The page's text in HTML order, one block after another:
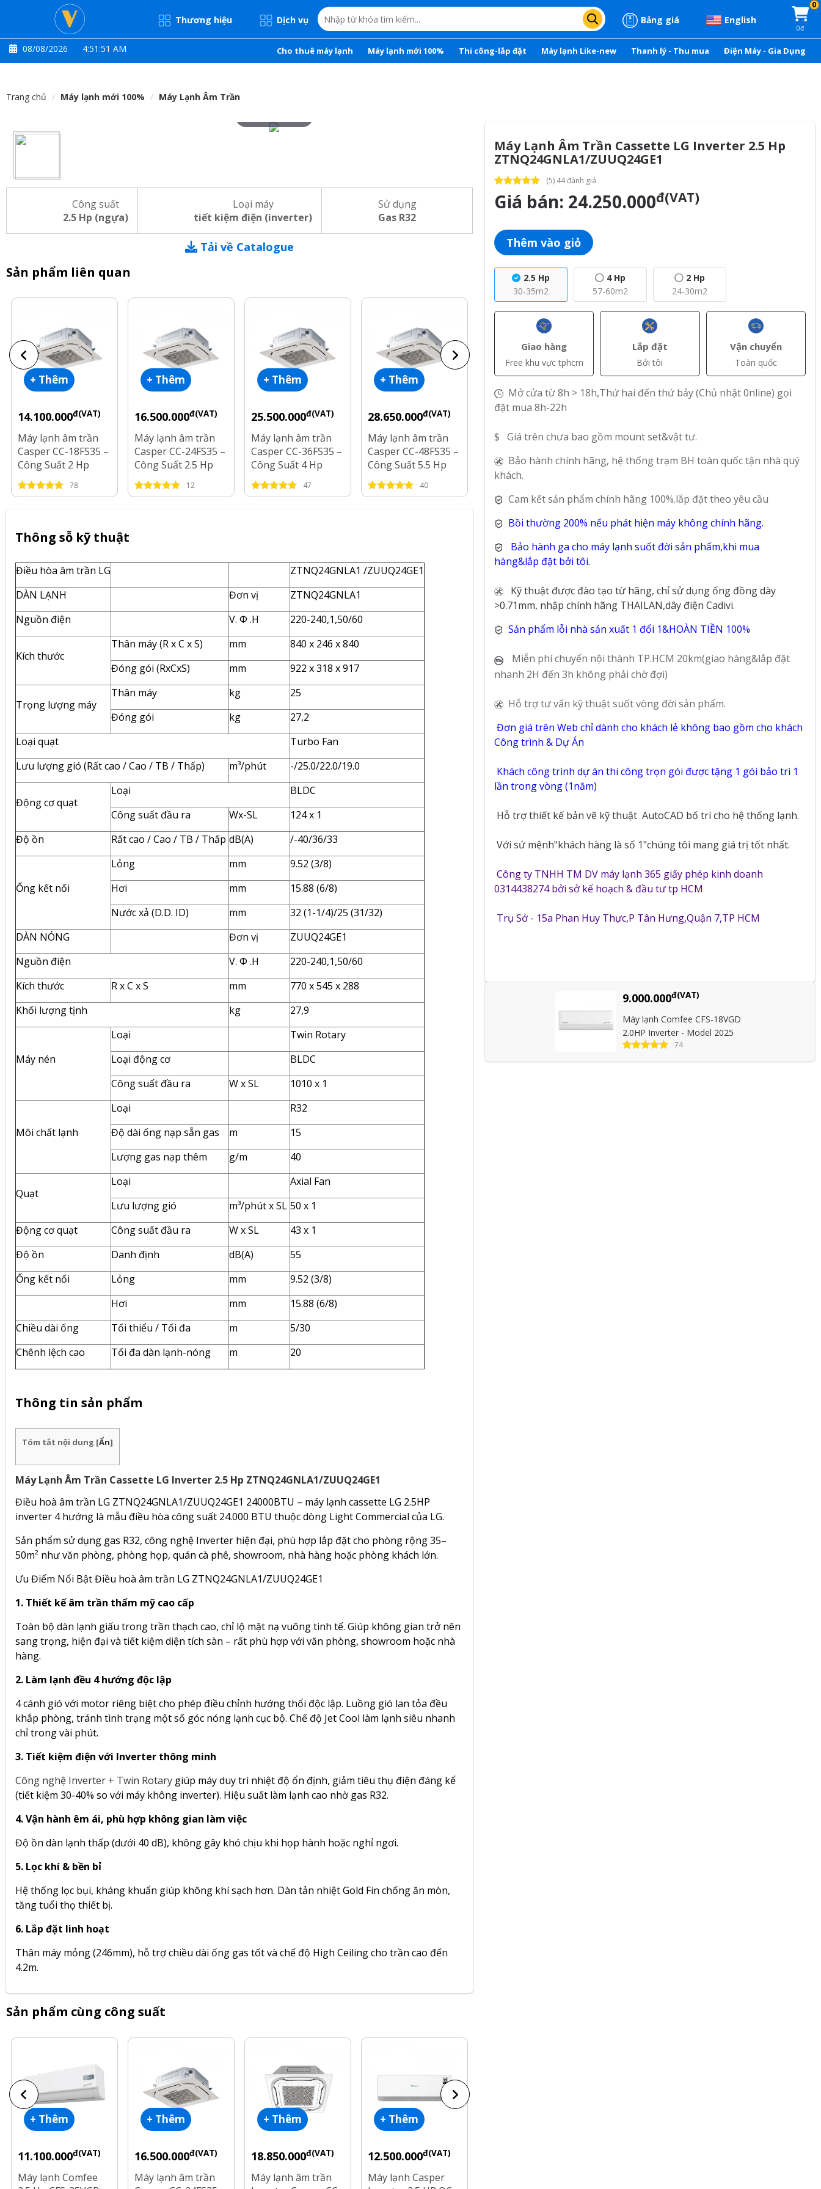
Thương hiệu Dịch vụ Bảng giá English
0
0đ
08/08/2026 4:51:52 AM Cho thuê máy lạnh Máy lạnh mới 100% Thi công-lắp đặt Máy lạnh Like-new Thanh lý - Thu mua Điện Máy - Gia Dụng
Trang chủ Máy lạnh mới 100% Máy Lạnh Âm Trần
Công suất
2.5 Hp (ngựa)
Loại máy
tiết kiệm điện (inverter)
Sử dụng
Gas R32
Tải về Catalogue
Sản phẩm liên quan
+ Thêm
14.100.000đ(VAT)
Máy lạnh âm trần
Casper CC-18FS35 –
Công Suất 2 Hp
78
+ Thêm
16.500.000đ(VAT)
Máy lạnh âm trần
Casper CC-24FS35 –
Công Suất 2.5 Hp
12
+ Thêm
25.500.000đ(VAT)
Máy lạnh âm trần
Casper CC-36FS35 –
Công Suất 4 Hp
47
+ Thêm
28.650.000đ(VAT)
Máy lạnh âm trần
Casper CC-48FS35 –
Công Suất 5.5 Hp
40
+ Thêm
16.400.000 đ(VAT)
Máy lạnh âm trần
18IS35 – Công Suất
2 Hp
+ Thêm
Máy lạnh âm trần
24IS35 – Công Suất
+ Thêm
36IS35 – Công Suất
Thông sỗ kỹ thuật
Điều hòa âm trần LG
ZTNQ24GNLA1 /ZUUQ24GE1
DÀN LẠNH
Đơn vị
ZTNQ24GNLA1
Nguồn điện
V. Φ .H 220-240,1,50/60
Kích thước
Thân máy (R x C x S) mm
840 x 246 x 840
Đóng gói (RxCxS)
mm 922 x 318 x 917
Trọng lượng máy
Thân máy kg
25
Đóng gói
kg
27,2
Loại quạt
Turbo Fan
Lưu lượng gió (Rất cao / Cao / TB / Thấp)
m³/phút -/25.0/22.0/19.0
Động cơ quạt
Loại
BLDC
Công suất đầu ra
Wx-SL
124 x 1
Độ ồn
Rất cao / Cao / TB / Thấp dB(A) /-40/36/33
Ống kết nối
Lỏng mm
9.52 (3/8)
Hơi
mm
15.88 (6/8)
Nước xả (D.D. ID)
mm
32 (1-1/4)/25 (31/32)
DÀN NÓNG
Đơn vị
ZUUQ24GE1
Nguồn điện
V. Φ .H
220-240,1,50/60
Kích thước
R x C x S mm
770 x 545 x 288
Khối lượng tịnh
kg 27,9
Máy nén
Loại
Twin Rotary
Loại động cơ
BLDC
Công suất đầu ra
W x SL 1010 x 1
Môi chất lạnh
Loại
R32
Độ dài ống nạp sẵn gas
m
15
Lượng gas nạp thêm
g/m 40
Quạt
Loại
Axial Fan
Lưu lượng gió
m³/phút x SL 50 x 1
Động cơ quạt
Công suất đầu ra W x SL
43 x 1
Độ ồn
Danh định dB(A)
55
Ống kết nối
Lỏng mm
9.52 (3/8)
Hơi
mm
15.88 (6/8)
Chiều dài ống
Tối thiểu / Tối đa m
5/30
Chênh lệch cao
Tối đa dàn lạnh-nóng m 20
Thông tin sản phẩm
Tóm tắt nội dung [Ẩn]
Máy Lạnh Âm Trần Cassette LG Inverter 2.5 Hp ZTNQ24GNLA1/ZUUQ24GE1
Điều hoà âm trần LG ZTNQ24GNLA1/ZUUQ24GE1 24000BTU – máy lạnh cassette LG 2.5HP
inverter 4 hướng là mẫu điều hòa công suất 24.000 BTU thuộc dòng Light Commercial của LG.
Sản phẩm sử dụng gas R32, công nghệ Inverter hiện đại, phù hợp lắp đặt cho phòng rộng 35–
50m² như văn phòng, phòng họp, quán cà phê, showroom, nhà hàng hoặc phòng khách lớn.
Ưu Điểm Nổi Bật Điều hoà âm trần LG ZTNQ24GNLA1/ZUUQ24GE1
1. Thiết kế âm trần thẩm mỹ cao cấp
Toàn bộ dàn lạnh giấu trong trần thạch cao, chỉ lộ mặt nạ vuông tinh tế. Giúp không gian trở nên
sang trọng, hiện đại và tiết kiệm diện tích sàn – rất phù hợp với văn phòng, showroom hoặc nhà
hàng.
2. Làm lạnh đều 4 hướng độc lập
4 cánh gió với motor riêng biệt cho phép điều chỉnh hướng thổi độc lập. Luồng gió lan tỏa đều
khắp phòng, tránh tình trạng một số góc nóng lạnh cục bộ. Chế độ Jet Cool làm lạnh siêu nhanh
chỉ trong vài phút.
3. Tiết kiệm điện với Inverter thông minh
Công nghệ Inverter + Twin Rotary giúp máy duy trì nhiệt độ ổn định, giảm tiêu thụ điện đáng kể
(tiết kiệm 30-40% so với máy không inverter). Hiệu suất làm lạnh cao nhờ gas R32.
4. Vận hành êm ái, phù hợp không gian làm việc
Độ ồn dàn lạnh thấp (dưới 40 dB), không gây khó chịu khi họp hành hoặc nghỉ ngơi.
5. Lọc khí & bền bỉ
Hệ thống lọc bụi, kháng khuẩn giúp không khí sạch hơn. Dàn tản nhiệt Gold Fin chống ăn mòn,
tăng tuổi thọ thiết bị.
6. Lắp đặt linh hoạt
Thân máy mỏng (246mm), hỗ trợ chiều dài ống gas tốt và chế độ High Ceiling cho trần cao đến
4.2m.
Sản phẩm cùng công suất
+ Thêm
11.100.000đ(VAT)
Máy lạnh Comfee
+ Thêm
16.500.000đ(VAT)
Máy lạnh âm trần
+ Thêm
18.850.000đ(VAT)
Máy lạnh âm trần
+ Thêm
12.500.000đ(VAT)
Máy lạnh Casper
Máy Lạnh Âm Trần Cassette LG Inverter 2.5 Hp
ZTNQ24GNLA1/ZUUQ24GE1
(5) 44 đánh giá
Giá bán: 24.250.000đ(VAT)
Thêm vào giỏ
2.5 Hp
30-35m2
4 Hp
57-60m2
2 Hp
24-30m2
Giao hàng
Free khu vực tphcm
Lắp đặt
Bởi tôi
Vận chuyển
Toàn quốc
Mở cửa từ 8h > 18h,Thứ hai đến thứ bảy (Chủ nhật 0nline) gọi
đặt mua 8h-22h
$ Giá trên chưa bao gồm mount set&vật tư.
Bảo hành chính hãng, hệ thống trạm BH toàn quốc tận nhà quý
khách.
Cam kết sản phẩm chính hãng 100%.lắp đặt theo yêu cầu
Bồi thường 200% nếu phát hiện máy không chính hãng.
Bảo hành ga cho máy lạnh suốt đời sản phẩm,khi mua
hàng&lắp đặt bởi tôi.
Kỹ thuật được đào tạo từ hãng, chỉ sử dụng ống đồng dày
>0.71mm, nhập chính hãng THAILAN,dây điện Cadivi.
Sản phẩm lỗi nhà sản xuất 1 đổi 1&HOÀN TIỀN 100%
Miễn phí chuyển nội thành TP.HCM 20km(giao hàng&lắp đặt
nhanh 2H đến 3h không phải chờ đợi)
Hỗ trợ tư vấn kỹ thuật suốt vòng đời sản phẩm.
Đơn giá trên Web chỉ dành cho khách lẻ không bao gồm cho khách
Công trình & Dự Án
Khách công trình dự án thi công trọn gói được tặng 1 gói bảo trì 1
lần trong vòng (1năm)
Hỗ trợ thiết kế bản vẽ kỹ thuật AutoCAD bố trí cho hệ thống lạnh.
Với sứ mệnh"khách hàng là số 1"chúng tôi mang giá trị tốt nhất.
Công ty TNHH TM DV máy lạnh 365 giấy phép kinh doanh
0314438274 bởi sở kế hoạch & đầu tư tp HCM
Trụ Sở - 15a Phan Huy Thực,P Tân Hưng,Quận 7,TP HCM
9.000.000đ(VAT)
Máy lạnh Comfee CFS-18VGD
2.0HP Inverter - Model 2025
74